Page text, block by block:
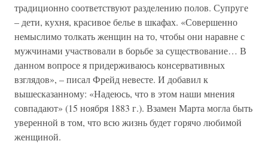
традиционно соответствуют разделению полов. Супруге
– дети, кухня, красивое белье в шкафах. «Совершенно
немыслимо толкать женщин на то, чтобы они наравне с
мужчинами участвовали в борьбе за существование… В
данном вопросе я придерживаюсь консервативных
взглядов», – писал Фрейд невесте. И добавил к
вышесказанному: «Надеюсь, что в этом наши мнения
совпадают» (15 ноября 1883 г.). Взамен Марта могла быть
уверенной в том, что всю жизнь будет горячо любимой
женщиной.